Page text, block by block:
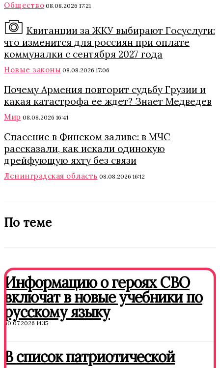
Общество 08.08.2026 17:21
Квитанции за ЖКУ выбирают Госуслуги:
что изменится для россиян при оплате
коммуналки с сентября 2027 года
Новые законы 08.08.2026 17:06
Почему Армения повторит судьбу Грузии и
какая катастрофа ее ждет? Знает Медведев
Мир 08.08.2026 16:41
Спасение в Финском заливе: в МЧС
рассказали, как искали одинокую
дрейфующую яхту без связи
Ленинградская область 08.08.2026 16:12
По теме
Информацию о героях СВО
включат в новые учебники по
русскому языку
30.07.2026 14:15
В список патриотической